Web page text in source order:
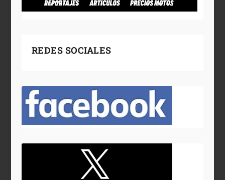
REDES SOCIALES